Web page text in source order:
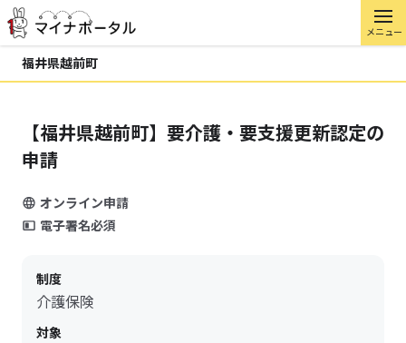
メニュー
福井県越前町
【福井県越前町】要介護・要支援更新認定の
申請
オンライン申請
電子署名必須
制度
介護保険
対象